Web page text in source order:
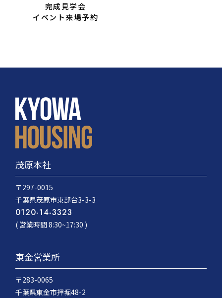
完成見学会
イベント来場予約
茂原本社
〒297-0015
千葉県茂原市東部台3-3-3
0120-14-3323
( 営業時間 8:30~17:30 )
東金営業所
〒283-0065
千葉県東金市押堀48-2